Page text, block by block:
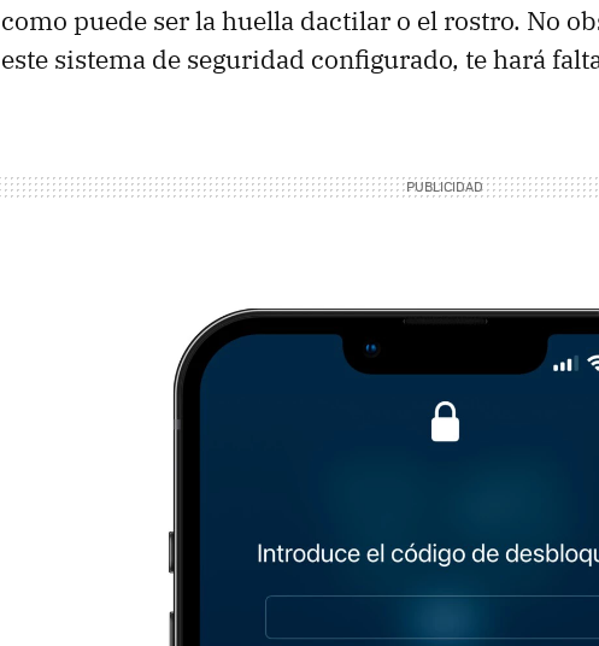
como puede ser la huella dactilar o el rostro. No
este sistema de seguridad configurado, te hará